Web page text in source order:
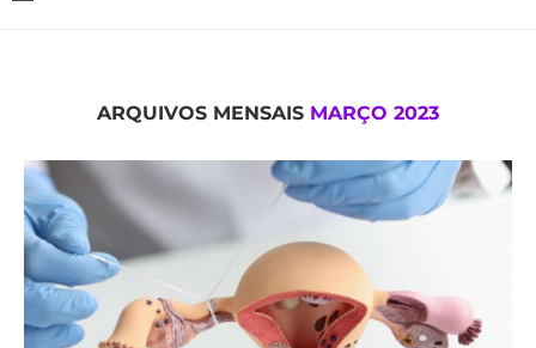
ARQUIVOS MENSAIS MARÇO 2023